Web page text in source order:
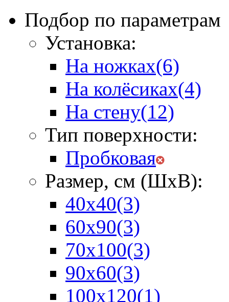
Подбор по параметрам
Установка:
На ножках(6)
На колёсиках(4)
На стену(12)
Тип поверхности:
Пробковая
Размер, см (ШхВ):
40х40(3)
60х90(3)
70х100(3)
90х60(3)
100х120(1)